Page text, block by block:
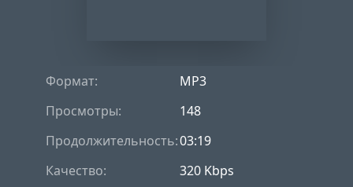
Формат:
MP3
Просмотры:
148
Продолжительность:03:19
Качество:
320 Kbps